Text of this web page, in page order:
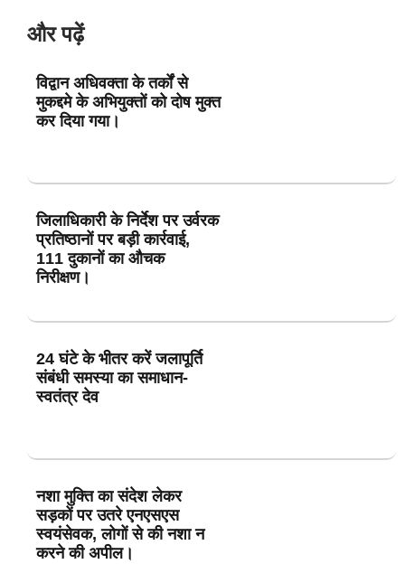
और पढ़ें
विद्वान अधिवक्ता के तर्कों से
मुकद्दमे के अभियुक्तों को दोष मुक्त
कर दिया गया।
जिलाधिकारी के निर्देश पर उर्वरक
प्रतिष्ठानों पर बड़ी कार्रवाई,
111 दुकानों का औचक
निरीक्षण।
24 घंटे के भीतर करें जलापूर्ति
संबंधी समस्या का समाधान-
स्वतंत्र देव
नशा मुक्ति का संदेश लेकर
सड़कों पर उतरे एनएसएस
स्वयंसेवक, लोगों से की नशा न
करने की अपील।